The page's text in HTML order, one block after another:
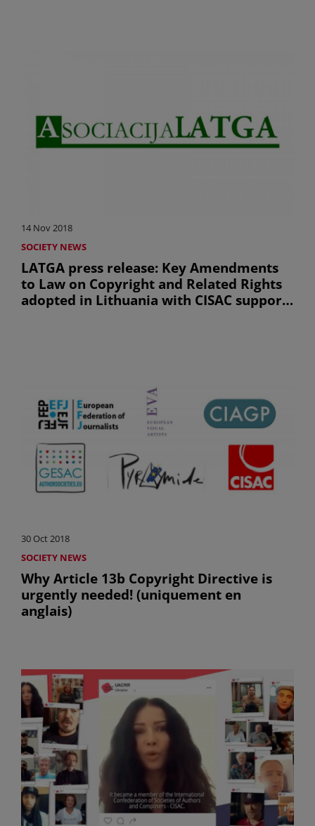
14 Nov 2018
SOCIETY NEWS
LATGA press release: Key Amendments
to Law on Copyright and Related Rights
adopted in Lithuania with CISAC support
30 Oct 2018
SOCIETY NEWS
Why Article 13b Copyright Directive is
urgently needed! (uniquement en
anglais)